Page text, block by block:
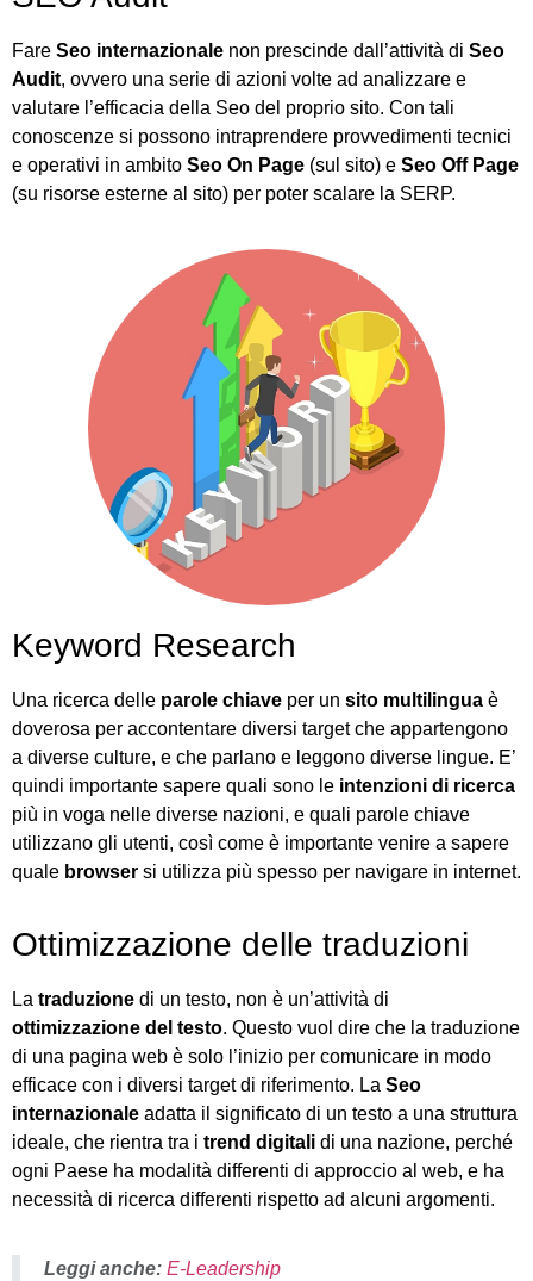
Fare Seo internazionale non prescinde dall’attività di Seo
Audit, ovvero una serie di azioni volte ad analizzare e
valutare l’efficacia della Seo del proprio sito. Con tali
conoscenze si possono intraprendere provvedimenti tecnici
e operativi in ambito Seo On Page (sul sito) e Seo Off Page
(su risorse esterne al sito) per poter scalare la SERP.
Keyword Research
Una ricerca delle parole chiave per un sito multilingua è
doverosa per accontentare diversi target che appartengono
a diverse culture, e che parlano e leggono diverse lingue. E’
quindi importante sapere quali sono le intenzioni di ricerca
più in voga nelle diverse nazioni, e quali parole chiave
utilizzano gli utenti, così come è importante venire a sapere
quale browser si utilizza più spesso per navigare in internet.
Ottimizzazione delle traduzioni
La traduzione di un testo, non è un’attività di
ottimizzazione del testo. Questo vuol dire che la traduzione
di una pagina web è solo l’inizio per comunicare in modo
efficace con i diversi target di riferimento. La Seo
internazionale adatta il significato di un testo a una struttura
ideale, che rientra tra i trend digitali di una nazione, perché
ogni Paese ha modalità differenti di approccio al web, e ha
necessità di ricerca differenti rispetto ad alcuni argomenti.
Leggi anche: E-Leadership